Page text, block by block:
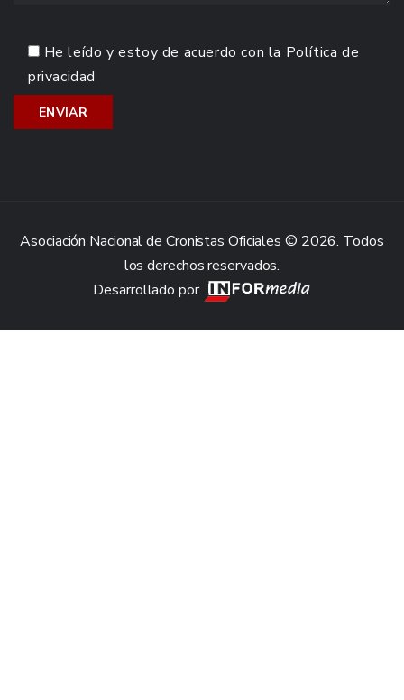
He leído y estoy de acuerdo con la Política de
privacidad
Asociación Nacional de Cronistas Oficiales © 2026. Todos
los derechos reservados.
Desarrollado por